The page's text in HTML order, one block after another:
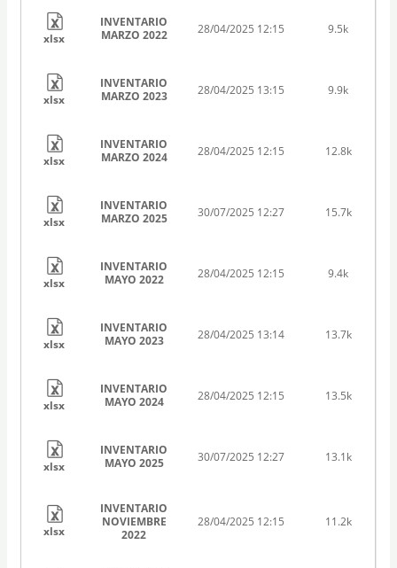
xlsx
INVENTARIO
MARZO 2022
28/04/2025 12:15 9.5k
xlsx
INVENTARIO
MARZO 2023
28/04/2025 13:15 9.9k
xlsx
INVENTARIO
MARZO 2024
28/04/2025 12:15 12.8k
xlsx
INVENTARIO
MARZO 2025
30/07/2025 12:27 15.7k
xlsx
INVENTARIO
MAYO 2022
28/04/2025 12:15 9.4k
xlsx
INVENTARIO
MAYO 2023
28/04/2025 13:14 13.7k
xlsx
INVENTARIO
MAYO 2024
28/04/2025 12:15 13.5k
xlsx
INVENTARIO
MAYO 2025
30/07/2025 12:27 13.1k
xlsx
INVENTARIO
NOVIEMBRE
2022
28/04/2025 12:15 11.2k